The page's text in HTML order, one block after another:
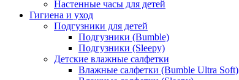
Настенные часы для детей
Гигиена и уход
Подгузники для детей
Подгузники (Bumble)
Подгузники (Sleepy)
Детские влажные салфетки
Влажные салфетки (Bumble Ultra Soft)